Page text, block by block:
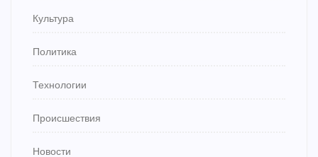
Культура
Политика
Технологии
Происшествия
Новости